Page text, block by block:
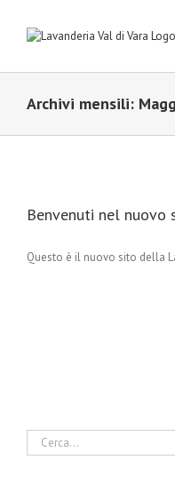
contenuto
Archivi mensili:
Benvenuti nel nuovo
Questo è il nuovo sito della
Cerca
per: